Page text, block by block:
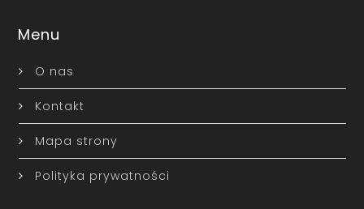
Menu
O nas
Kontakt
Mapa strony
Polityka prywatności